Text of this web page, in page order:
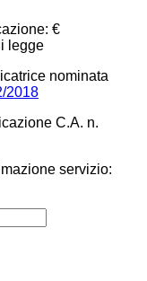
€
legge
nominata
2018
C.A. n.
servizio: